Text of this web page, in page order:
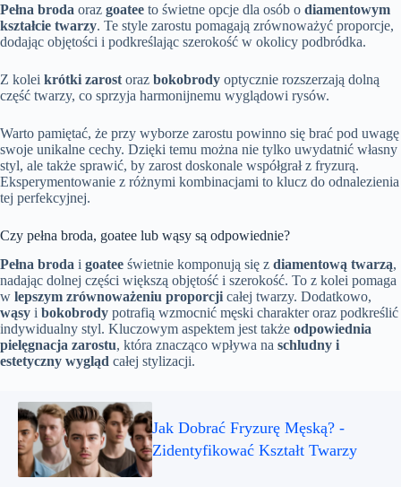
Pełna broda oraz goatee to świetne opcje dla osób o diamentowym
kształcie twarzy. Te style zarostu pomagają zrównoważyć proporcje,
dodając objętości i podkreślając szerokość w okolicy podbródka.
Z kolei krótki zarost oraz bokobrody optycznie rozszerzają dolną
część twarzy, co sprzyja harmonijnemu wyglądowi rysów.
Warto pamiętać, że przy wyborze zarostu powinno się brać pod uwagę
swoje unikalne cechy. Dzięki temu można nie tylko uwydatnić własny
styl, ale także sprawić, by zarost doskonale współgrał z fryzurą.
Eksperymentowanie z różnymi kombinacjami to klucz do odnalezienia
tej perfekcyjnej.
Czy pełna broda, goatee lub wąsy są odpowiednie?
Pełna broda i goatee świetnie komponują się z diamentową twarzą,
nadając dolnej części większą objętość i szerokość. To z kolei pomaga
w lepszym zrównoważeniu proporcji całej twarzy. Dodatkowo,
wąsy i bokobrody potrafią wzmocnić męski charakter oraz podkreślić
indywidualny styl. Kluczowym aspektem jest także odpowiednia
pielęgnacja zarostu, która znacząco wpływa na schludny i
estetyczny wygląd całej stylizacji.
Jak Dobrać Fryzurę Męską? -
Zidentyfikować Kształt Twarzy